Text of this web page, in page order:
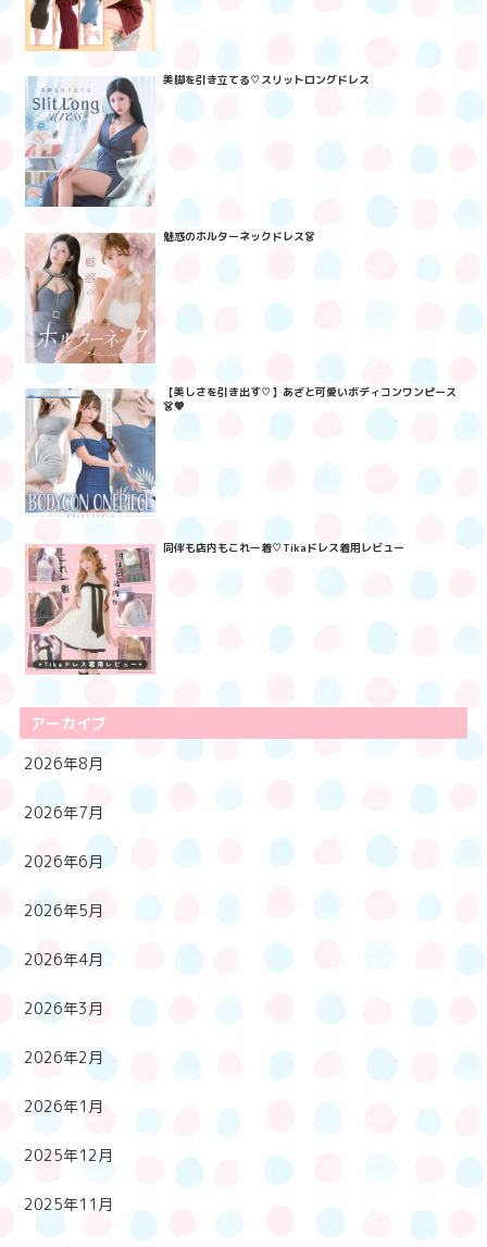
美脚を引き立てる♡スリットロングドレス
魅惑のホルターネックドレス👗
【美しさを引き出す♡】あざと可愛いボディコンワンピース
👗💖
同伴も店内もこれ一着♡Tikaドレス着用レビュー
アーカイブ
2026年8月
2026年7月
2026年6月
2026年5月
2026年4月
2026年3月
2026年2月
2026年1月
2025年12月
2025年11月